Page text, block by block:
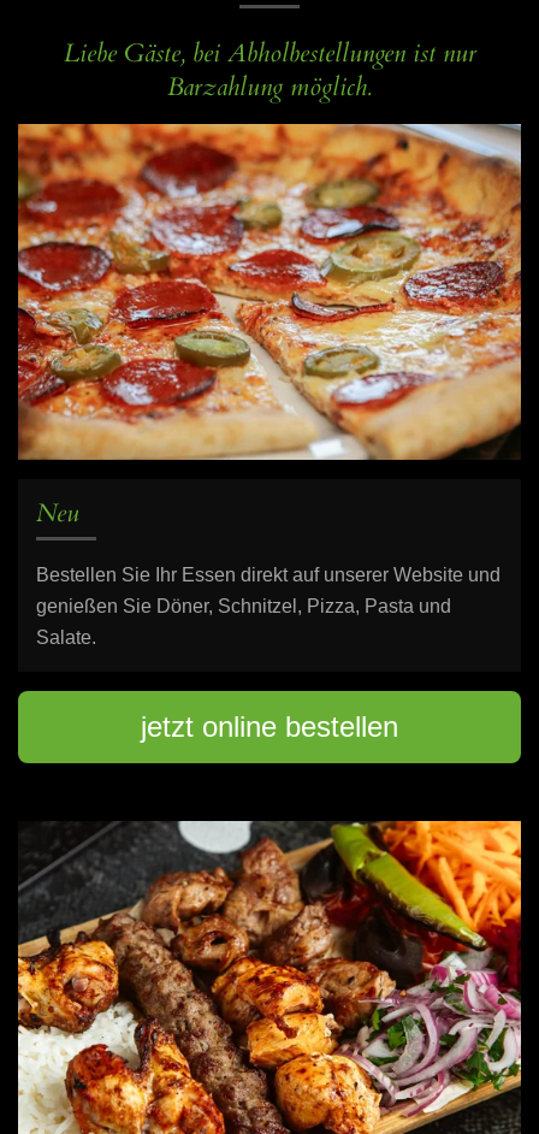
Liebe Gäste, bei Abholbestellungen ist nur
Barzahlung möglich.
Neu
Bestellen Sie Ihr Essen direkt auf unserer Website und
genießen Sie Döner, Schnitzel, Pizza, Pasta und
Salate.
jetzt online bestellen